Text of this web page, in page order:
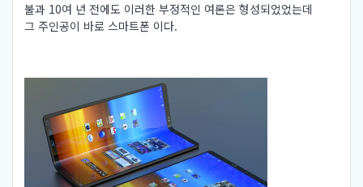
불과 10여 년 전에도 이러한 부정적인 여론은 형성되었었는데
그 주인공이 바로 스마트폰 이다.